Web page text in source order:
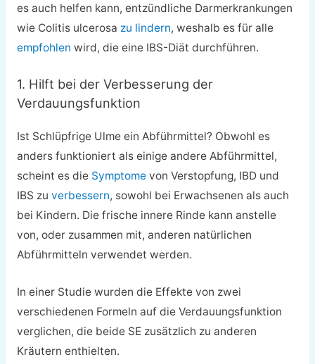
es auch helfen kann, entzündliche Darmerkrankungen
wie Colitis ulcerosa zu lindern, weshalb es für alle
empfohlen wird, die eine IBS-Diät durchführen.
1. Hilft bei der Verbesserung der
Verdauungsfunktion
Ist Schlüpfrige Ulme ein Abführmittel? Obwohl es
anders funktioniert als einige andere Abführmittel,
scheint es die Symptomevon Verstopfung, IBD und
IBS zu verbessern, sowohl bei Erwachsenen als auch
bei Kindern. Die frische innere Rinde kann anstelle
von, oder zusammen mit, anderen natürlichen
Abführmitteln verwendet werden.
In einer Studie wurden die Effekte von zwei
verschiedenen Formeln auf die Verdauungsfunktion
verglichen, die beide SE zusätzlich zu anderen
Kräutern enthielten.